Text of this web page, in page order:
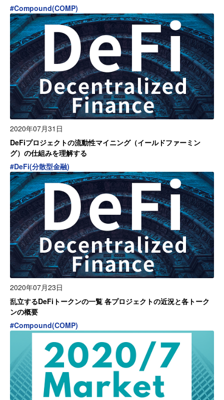
#Compound(COMP)
2020年07月31日
DeFiプロジェクトの流動性マイニング（イールドファーミン
グ）の仕組みを理解する
#DeFi(分散型金融)
2020年07月23日
乱立するDeFiトークンの一覧 各プロジェクトの近況と各トーク
ンの概要
#Compound(COMP)